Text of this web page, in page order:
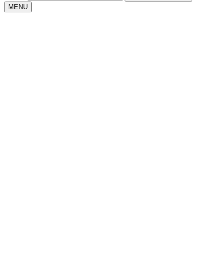
MENU